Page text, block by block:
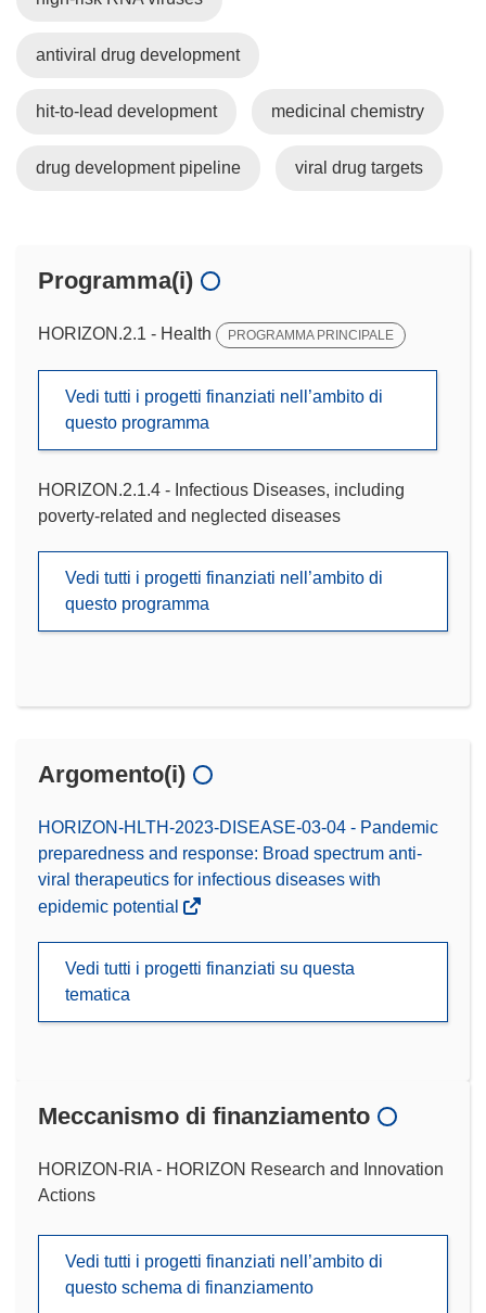
antiviral drug development
hit-to-lead development medicinal chemistry
drug development pipeline viral drug targets
Programma(i)
HORIZON.2.1 - Health PROGRAMMA PRINCIPALE
Vedi tutti i progetti finanziati nell’ambito di
questo programma
HORIZON.2.1.4 - Infectious Diseases, including
poverty-related and neglected diseases
Vedi tutti i progetti finanziati nell’ambito di
questo programma
Argomento(i)
HORIZON-HLTH-2023-DISEASE-03-04 - Pandemic
preparedness and response: Broad spectrum anti-
viral therapeutics for infectious diseases with
epidemic potential
Vedi tutti i progetti finanziati su questa
tematica
Meccanismo di finanziamento
HORIZON-RIA - HORIZON Research and Innovation
Actions
Vedi tutti i progetti finanziati nell’ambito di
questo schema di finanziamento